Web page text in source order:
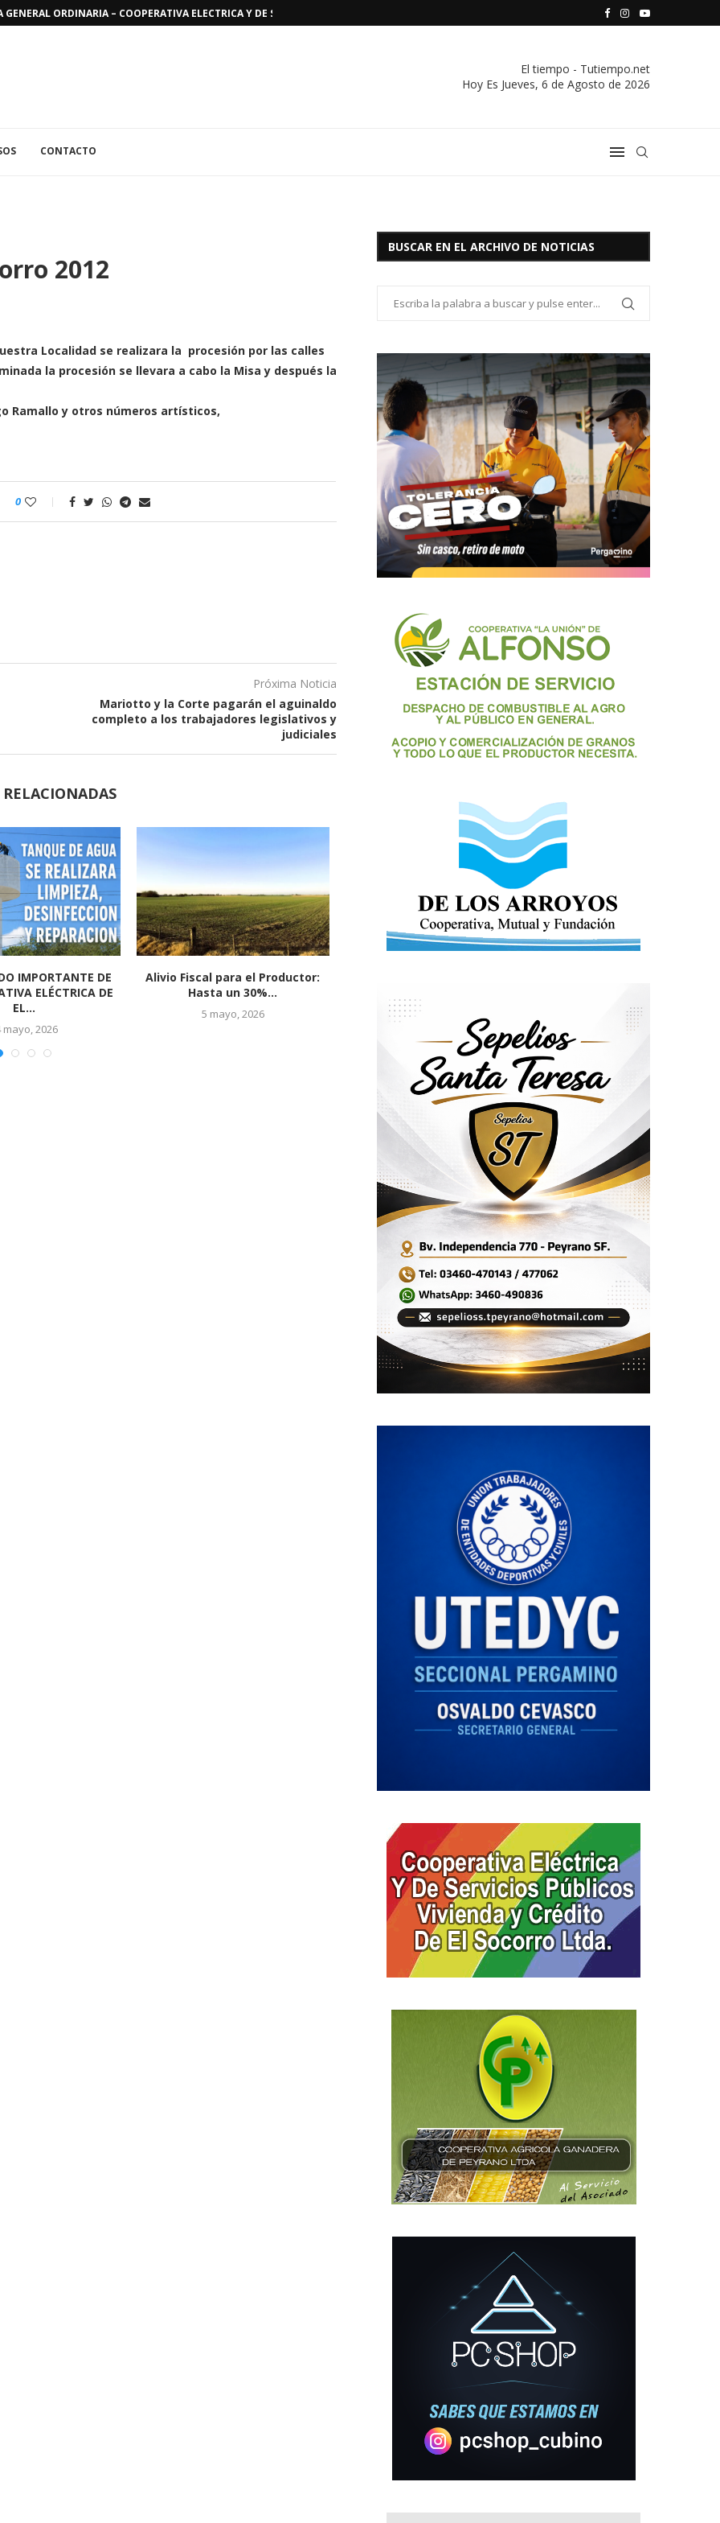
ORDINARIA – COOPERATIVA ELECTRICA Y DE SERVICIOS PUBLICOS VIVIENDA Y CREDITO DE EL SOCORRO LTDA.
COMUNICADO IMPORTANTE DE LA COOPERATIVA
El tiempo - Tutiempo.net
Hoy Es Jueves, 6 de Agosto de 2026
CONTACTO
2012
Localidad se realizara la procesión por las calles
la procesión se llevara a cabo la Misa y después la
Ramallo y otros números artísticos,
0
Próxima Noticia
Mariotto y la Corte pagarán el aguinaldo
completo a los trabajadores legislativos y
judiciales
2026 en El Socorro
fue un...
5 marzo, 2026
El Socorro se prepara para vivir
una gran...
24 febrero, 2026 6 enero, 2026
BUSCAR EN EL ARCHIVO DE NOTICIAS